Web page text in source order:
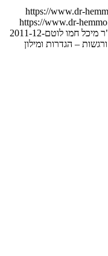
https://www.dr-
https://www.dr-
מיכל חמו לוטם2011-12-
– הגדרות ומילון